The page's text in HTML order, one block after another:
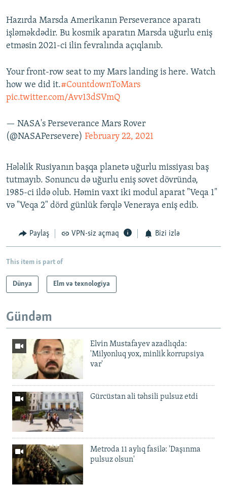
Hazırda Marsda Amerikanın Perseverance aparatı
işləməkdədir. Bu kosmik aparatın Marsda uğurlu eniş
etməsin 2021-ci ilin fevralında açıqlanıb.
Your front-row seat to my Mars landing is here. Watch
how we did it.#CountdownToMars
pic.twitter.com/Avv13dSVmQ
— NASA's Perseverance Mars Rover
(@NASAPersevere) February 22, 2021
Hələlik Rusiyanın başqa planetə uğurlu missiyası baş
tutmayıb. Sonuncu də uğurlu eniş sovet dövründə,
1985-ci ildə olub. Həmin vaxt iki modul aparat "Veqa 1"
və "Veqa 2" dörd günlük fərqlə Veneraya eniş edib.
Paylaş VPN-siz açmaq Bizi izlə
This item is part of
Dünya Elm və texnologiya
Gündəm
Elvin Mustafayev azadlıqda:
'Milyonluq yox, minlik korrupsiya
var'
Gürcüstan ali təhsili pulsuz etdi
Metroda 11 aylıq fasilə: 'Daşınma
pulsuz olsun'